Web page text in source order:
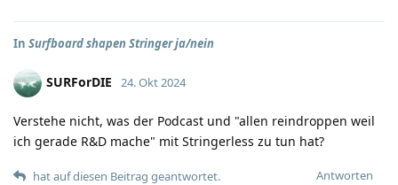
In Surfboard shapen Stringer ja/nein
SURForDIE 24. Okt 2024
Verstehe nicht, was der Podcast und "allen reindroppen weil
ich gerade R&D mache" mit Stringerless zu tun hat?
Antworten
hat auf diesen Beitrag geantwortet.